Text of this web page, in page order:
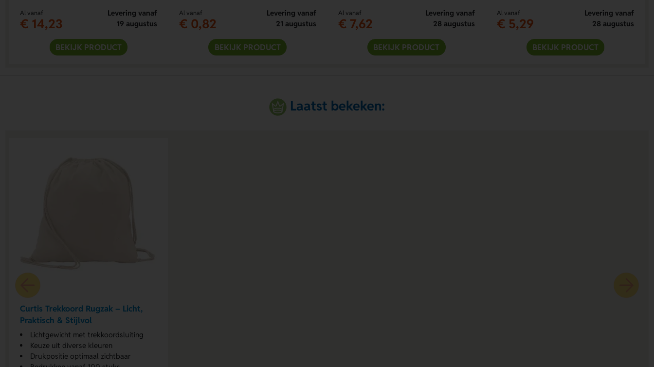
Al vanaf
€ 14,23
Levering vanaf
19 augustus
BEKIJK PRODUCT
Al vanaf
€ 0,82
Levering vanaf
21 augustus
BEKIJK PRODUCT
Al vanaf
€ 7,62
Levering vanaf
28 augustus
BEKIJK PRODUCT
Al vanaf
€ 5,29
Levering vanaf
28 augustus
BEKIJK PRODUCT
Laatst bekeken:
Curtis Trekkoord Rugzak – Licht,
Praktisch & Stijlvol
Lichtgewicht met trekkoordsluiting
Keuze uit diverse kleuren
Drukpositie optimaal zichtbaar